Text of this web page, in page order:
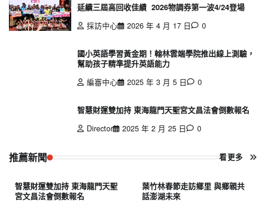
延續三屆高回收佳績 2026物調券第一波4/24登場
採訪中心
2026 年 4 月 17 日 0
國小英語學習黃金期！翰林雲端學院推出線上測驗，
幫助孩子精準提升英語能力
編審中心
2025 年 3 月 5 日 0
智慧財運雙加持 東海龍門天聖宮文昌法會倒數報名
Director
2025 年 2 月 25 日 0
推薦新聞 看更多
智慧財運雙加持 東海龍門天聖
宮文昌法會倒數報名
葉竹林春節走訪鄉里 與鄉親共
話澎湖未來